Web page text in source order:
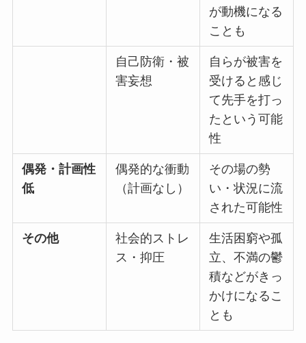
が動機になる
ことも
自己防衛・被
害妄想
自らが被害を
受けると感じ
て先手を打っ
たという可能
性
偶発・計画性
低
偶発的な衝動
（計画なし）
その場の勢
い・状況に流
された可能性
その他
社会的ストレ
ス・抑圧
生活困窮や孤
立、不満の鬱
積などがきっ
かけになるこ
とも